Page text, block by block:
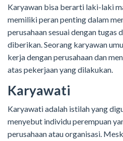
Karyawan bisa berarti laki-laki
memiliki peran penting dalam
perusahaan sesuai dengan tugas
diberikan. Seorang karyawan
kerja dengan perusahaan dan
atas pekerjaan yang dilakukan.
Karyawati
Karyawati adalah istilah yang
menyebut individu perempuan
perusahaan atau organisasi.